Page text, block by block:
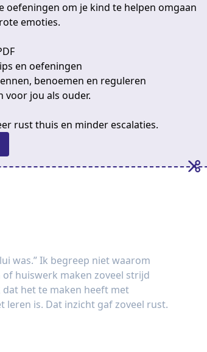
oefeningen om je kind te helpen omgaan
emoties.
en oefeningen
benoemen en reguleren
jou als ouder.
rust thuis en minder escalaties.
was.” Ik begreep niet waarom
huiswerk maken zoveel strijd
het te maken heeft met
leren is. Dat inzicht gaf zoveel rust.